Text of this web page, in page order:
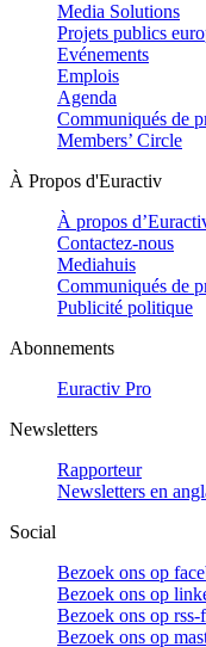
Media Solutions
Projets publics
Evénements
Emplois
Agenda
Communiqués de
Members’ Circle
À Propos d'Euractiv
À propos
Contactez-nous
Mediahuis
Communiqués de
Publicité politique
Abonnements
Euractiv Pro
Newsletters
Rapporteur
Newsletters en
Social
Bezoek ons op
Bezoek ons op
Bezoek ons op rss-
Bezoek ons op